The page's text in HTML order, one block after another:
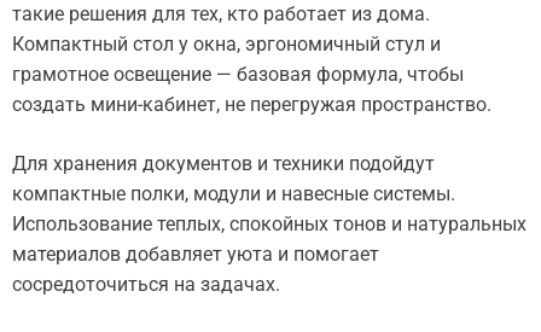
такие решения для тех, кто работает из дома.
Компактный стол у окна, эргономичный стул и
грамотное освещение — базовая формула, чтобы
создать мини-кабинет, не перегружая пространство.
Для хранения документов и техники подойдут
компактные полки, модули и навесные системы.
Использование теплых, спокойных тонов и натуральных
материалов добавляет уюта и помогает
сосредоточиться на задачах.